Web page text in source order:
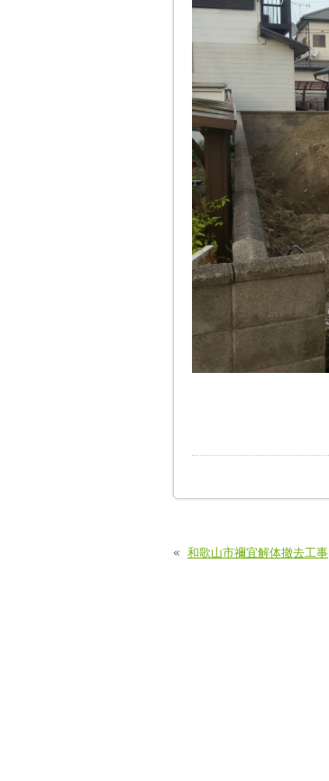
« 和歌山市禰宜解体撤去工事